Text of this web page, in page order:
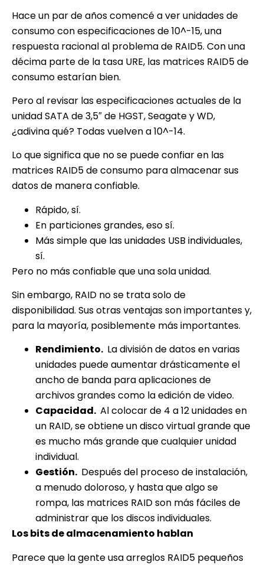
Hace un par de años comencé a ver unidades de
consumo con especificaciones de 10^-15, una
respuesta racional al problema de RAID5. Con una
décima parte de la tasa URE, las matrices RAID5 de
consumo estarían bien.
Pero al revisar las especificaciones actuales de la
unidad SATA de 3,5″ de HGST, Seagate y WD,
¿adivina qué? Todas vuelven a 10^-14.
Lo que significa que no se puede confiar en las
matrices RAID5 de consumo para almacenar sus
datos de manera confiable.
Rápido, sí.
En particiones grandes, eso sí.
Más simple que las unidades USB individuales,
sí.
Pero no más confiable que una sola unidad.
Sin embargo, RAID no se trata solo de
disponibilidad. Sus otras ventajas son importantes y,
para la mayoría, posiblemente más importantes.
Rendimiento. La división de datos en varias
unidades puede aumentar drásticamente el
ancho de banda para aplicaciones de
archivos grandes como la edición de video.
Capacidad. Al colocar de 4 a 12 unidades en
un RAID, se obtiene un disco virtual grande que
es mucho más grande que cualquier unidad
individual.
Gestión. Después del proceso de instalación,
a menudo doloroso, y hasta que algo se
rompa, las matrices RAID son más fáciles de
administrar que los discos individuales.
Los bits de almacenamiento hablan
Parece que la gente usa arreglos RAID5 pequeños